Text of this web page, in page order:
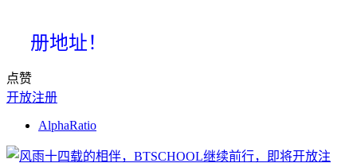
册地址！
点赞
开放注册
AlphaRatio